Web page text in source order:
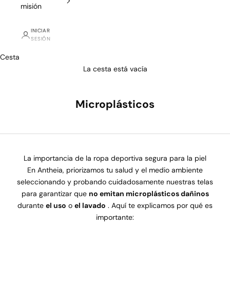
misión
INICIAR
SESIÓN
Cesta
La cesta está vacía
Microplásticos
La importancia de la ropa deportiva segura para la piel
En Antheia, priorizamos tu salud y el medio ambiente
seleccionando y probando cuidadosamente nuestras telas
para garantizar que no emitan microplásticos dañinos
durante el uso o el lavado . Aquí te explicamos por qué es
importante: